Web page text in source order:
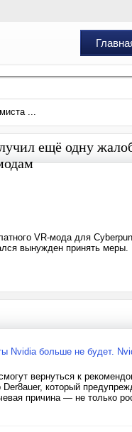
...
ещё одну
VR-мода для
вынужден принять
Nvidia больше не будет.
вернуться к
который
причина — не только